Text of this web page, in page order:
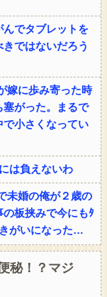
でタブレットを
ではないだろう
嫁に歩み寄った時
がった。まるで
小さくなってい
は負えないわ
未婚の俺が２歳の
板挟みで今にもﾀ
がいになった…
秘！？マジ